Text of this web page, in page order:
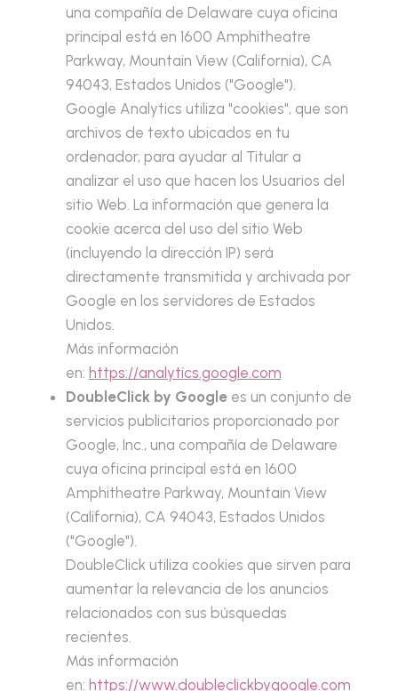
una compañía de Delaware cuya oficina
principal está en 1600 Amphitheatre
Parkway, Mountain View (California), CA
94043, Estados Unidos ("Google").
Google Analytics utiliza "cookies", que son
archivos de texto ubicados en tu
ordenador, para ayudar al Titular a
analizar el uso que hacen los Usuarios del
sitio Web. La información que genera la
cookie acerca del uso del sitio Web
(incluyendo la dirección IP) será
directamente transmitida y archivada por
Google en los servidores de Estados
Unidos.
Más información
en: https://analytics.google.com
DoubleClick by Googlees un conjunto de
servicios publicitarios proporcionado por
Google, Inc., una compañía de Delaware
cuya oficina principal está en 1600
Amphitheatre Parkway, Mountain View
(California), CA 94043, Estados Unidos
("Google").
DoubleClick utiliza cookies que sirven para
aumentar la relevancia de los anuncios
relacionados con sus búsquedas
recientes.
Más información
en: https://www.doubleclickbygoogle.com